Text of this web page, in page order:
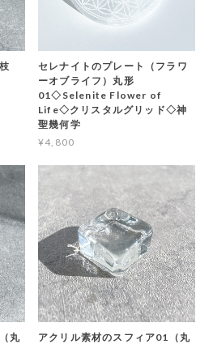
セレナイトのプレート（フラワ
ーオブライフ）丸形
01◇Selenite Flower of
Life◇クリスタルグリッド◇神
聖幾何学
¥4,800
丸
アクリル素材のスフィア01（丸